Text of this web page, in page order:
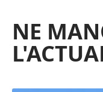
NE